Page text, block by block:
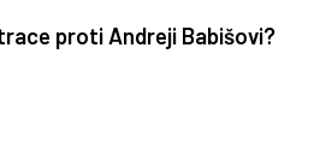
proti Andreji Babišovi?